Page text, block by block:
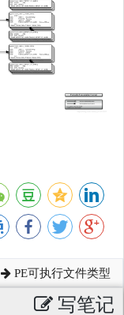
PE可执行文件类型
写笔记